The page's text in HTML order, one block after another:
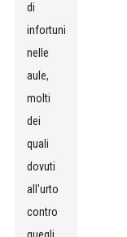
di
infortuni
nelle
aule,
molti
dei
quali
dovuti
all'urto
contro